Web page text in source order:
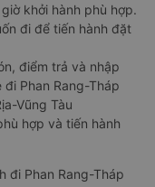
khởi hành phù hợp.
đi để tiến hành đặt
điểm trả và nhập
Phan Rang-Tháp
Vũng Tàu
hợp và tiến hành
đi Phan Rang-Tháp